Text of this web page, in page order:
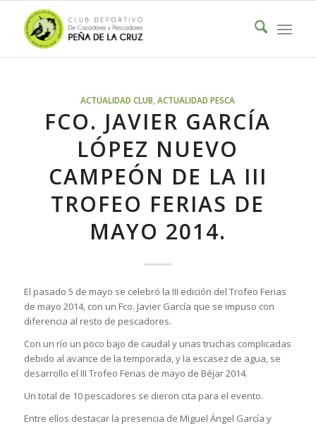
ACTUALIDAD CLUB ,ACTUALIDAD PESCA
FCO. JAVIER GARCÍA
LÓPEZ NUEVO
CAMPEÓN DE LA III
TROFEO FERIAS DE
MAYO 2014.
El pasado 5 de mayo se celebró la III edición del Trofeo Ferias
de mayo 2014, con un Fco. Javier García que se impuso con
diferencia al resto de pescadores.
Con un río un poco bajo de caudal y unas truchas complicadas
debido al avance de la temporada, y la escasez de agua, se
desarrollo el III Trofeo Ferias de mayo de Béjar 2014.
Un total de 10 pescadores se dieron cita para el evento.
Entre ellos destacar la presencia de Miguel Ángel García y